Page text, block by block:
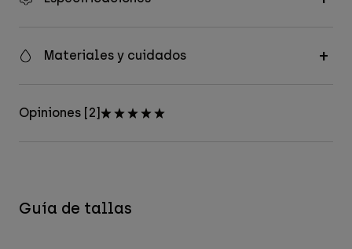
Materiales y cuidados
Opiniones [2]
Guía de tallas